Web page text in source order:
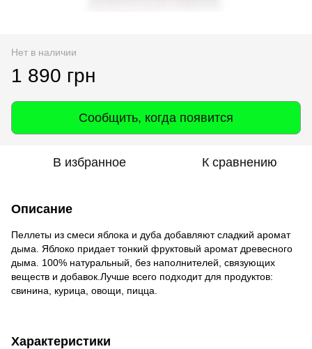
Нет в наличии
1 890 грн
Сообщить, когда появится
В избранное К сравнению
Описание
Пеллеты из смеси яблока и дуба добавляют сладкий аромат
дыма. Яблоко придает тонкий фруктовый аромат древесного
дыма. 100% натуральный, без наполнителей, связующих
веществ и добавок.Лучше всего подходит для продуктов:
свинина, курица, овощи, пицца.
Характеристики